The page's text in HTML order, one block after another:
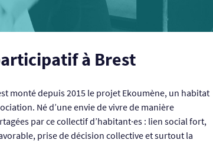
à Brest
monté depuis 2015 le projet Ekoumène, un habitat
Né d’une envie de vivre de manière
par ce collectif d’habitant·es : lien social fort,
prise de décision collective et surtout la